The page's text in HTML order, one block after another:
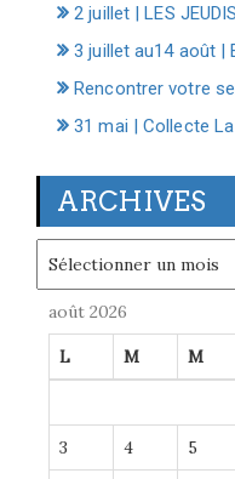
2 juillet | LES
3 juillet au14 août |
Rencontrer votre
31 mai | Collecte
ARCHIVES
août 2026
L M M
3 4 5